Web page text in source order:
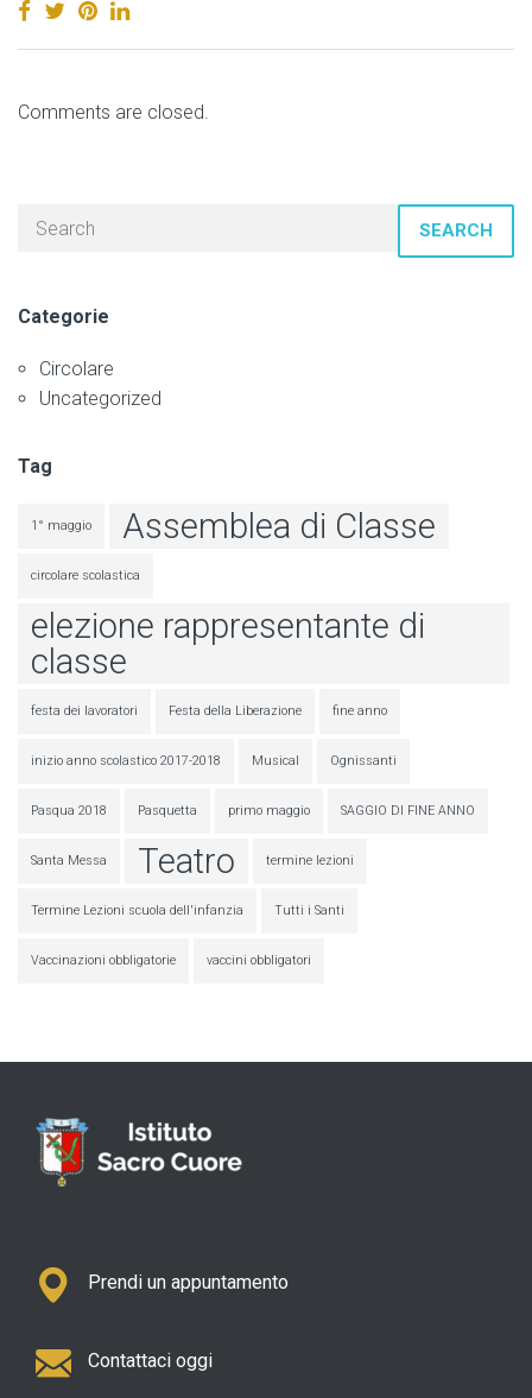
Comments are closed.
SEARCH
Categorie
Circolare
Uncategorized
Tag
1° maggio Assemblea di Classe
circolare scolastica
elezione rappresentante di
classe
festa dei lavoratori Festa della Liberazione fine anno
inizio anno scolastico 2017-2018 Musical Ognissanti
Pasqua 2018 Pasquetta primo maggio SAGGIO DI FINE ANNO
Santa Messa Teatro termine lezioni
Termine Lezioni scuola dell'infanzia Tutti i Santi
Vaccinazioni obbligatorie vaccini obbligatori
Prendi un appuntamento
Contattaci oggi